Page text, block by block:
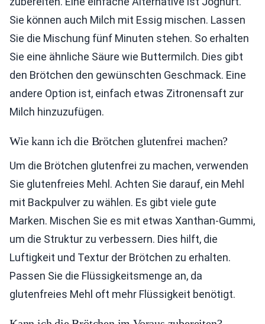
Sie können auch Milch mit Essig mischen. Lassen
Sie die Mischung fünf Minuten stehen. So erhalten
Sie eine ähnliche Säure wie Buttermilch. Dies gibt
den Brötchen den gewünschten Geschmack. Eine
andere Option ist, einfach etwas Zitronensaft zur
Milch hinzuzufügen.
Wie kann ich die Brötchen glutenfrei machen?
Um die Brötchen glutenfrei zu machen, verwenden
Sie glutenfreies Mehl. Achten Sie darauf, ein Mehl
mit Backpulver zu wählen. Es gibt viele gute
Marken. Mischen Sie es mit etwas Xanthan-Gummi,
um die Struktur zu verbessern. Dies hilft, die
Luftigkeit und Textur der Brötchen zu erhalten.
Passen Sie die Flüssigkeitsmenge an, da
glutenfreies Mehl oft mehr Flüssigkeit benötigt.